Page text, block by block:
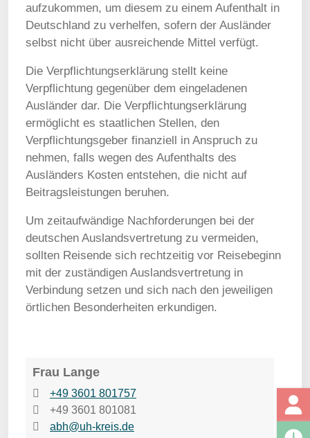
aufzukommen, um diesem zu einem Aufenthalt in
Deutschland zu verhelfen, sofern der Ausländer
selbst nicht über ausreichende Mittel verfügt.
Die Verpflichtungserklärung stellt keine
Verpflichtung gegenüber dem eingeladenen
Ausländer dar. Die Verpflichtungserklärung
ermöglicht es staatlichen Stellen, den
Verpflichtungsgeber finanziell in Anspruch zu
nehmen, falls wegen des Aufenthalts des
Ausländers Kosten entstehen, die nicht auf
Beitragsleistungen beruhen.
Um zeitaufwändige Nachforderungen bei der
deutschen Auslandsvertretung zu vermeiden,
sollten Reisende sich rechtzeitig vor Reisebeginn
mit der zuständigen Auslandsvertretung in
Verbindung setzen und sich nach den jeweiligen
örtlichen Besonderheiten erkundigen.
Frau Lange
+49 3601 801757
+49 3601 801081
abh@uh-kreis.de